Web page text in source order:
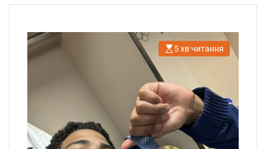
О
н
т
о
в
н
и
ч
5 хв читання